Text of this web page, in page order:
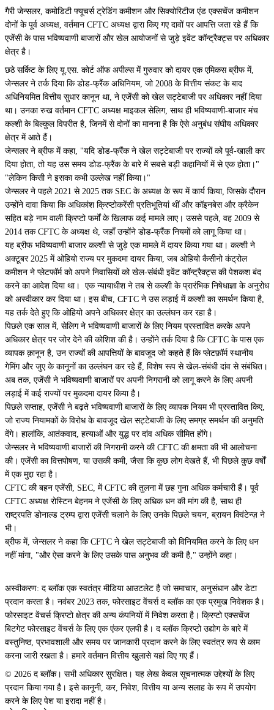
गैरी जेन्सलर, कमोडिटी फ्यूचर्स ट्रेडिंग कमीशन और सिक्योरिटीज एंड एक्सचेंज कमीशन
दोनों के पूर्व अध्यक्ष, वर्तमान CFTC अध्यक्ष द्वारा किए गए दावों पर आपत्ति जता रहे हैं कि
एजेंसी के पास भविष्यवाणी बाजारों और खेल आयोजनों से जुड़े इवेंट कॉन्ट्रैक्ट्स पर अधिकार
क्षेत्र है।
छठे सर्किट के लिए यू.एस. कोर्ट ऑफ अपील्स में गुरुवार को दायर एक एमिकस ब्रीफ में,
जेन्सलर ने तर्क दिया कि डोड-फ्रैंक अधिनियम, जो 2008 के वित्तीय संकट के बाद
अधिनियमित वित्तीय सुधार कानून था, ने एजेंसी को खेल सट्टेबाजी पर अधिकार नहीं दिया
था। उनका रुख वर्तमान CFTC अध्यक्ष माइकल सेलिग, साथ ही भविष्यवाणी-बाजार मंच
कल्शी के बिल्कुल विपरीत है, जिनमें से दोनों का मानना ​​है कि ऐसे अनुबंध संघीय अधिकार
क्षेत्र में आते हैं।
जेन्सलर ने ब्रीफ में कहा, "यदि डोड-फ्रैंक ने खेल सट्टेबाजी पर राज्यों को पूर्व-खाली कर
दिया होता, तो यह उस समय डोड-फ्रैंक के बारे में सबसे बड़ी कहानियों में से एक होता।"
"लेकिन किसी ने इसका कभी उल्लेख नहीं किया।"
जेन्सलर ने पहले 2021 से 2025 तक SEC के अध्यक्ष के रूप में कार्य किया, जिसके दौरान
उन्होंने दावा किया कि अधिकांश क्रिप्टोकरेंसी प्रतिभूतियां थीं और कॉइनबेस और क्रैकेन
सहित बड़े नाम वाली क्रिप्टो फर्मों के खिलाफ कई मामले लाए। उससे पहले, वह 2009 से
2014 तक CFTC के अध्यक्ष थे, जहाँ उन्होंने डोड-फ्रैंक नियमों को लागू किया था।
यह ब्रीफ भविष्यवाणी बाजार कल्शी से जुड़े एक मामले में दायर किया गया था। कल्शी ने
अक्टूबर 2025 में ओहियो राज्य पर मुकदमा दायर किया, जब ओहियो कैसीनो कंट्रोल
कमीशन ने प्लेटफॉर्म को अपने निवासियों को खेल-संबंधी इवेंट कॉन्ट्रैक्ट्स की पेशकश बंद
करने का आदेश दिया था। एक न्यायाधीश ने तब से कल्शी के प्रारंभिक निषेधाज्ञा के अनुरोध
को अस्वीकार कर दिया था। इस बीच, CFTC ने उस लड़ाई में कल्शी का समर्थन किया है,
यह तर्क देते हुए कि ओहियो अपने अधिकार क्षेत्र का उल्लंघन कर रहा है।
पिछले एक साल में, सेलिग ने भविष्यवाणी बाजारों के लिए नियम प्रस्तावित करके अपने
अधिकार क्षेत्र पर जोर देने की कोशिश की है। उन्होंने तर्क दिया है कि CFTC के पास एक
व्यापक क़ानून है, उन राज्यों की आपत्तियों के बावजूद जो कहते हैं कि प्लेटफ़ॉर्म स्थानीय
गेमिंग और जुए के कानूनों का उल्लंघन कर रहे हैं, विशेष रूप से खेल-संबंधी दांव से संबंधित।
अब तक, एजेंसी ने भविष्यवाणी बाजारों पर अपनी निगरानी को लागू करने के लिए अपनी
लड़ाई में कई राज्यों पर मुकदमा दायर किया है।
पिछले सप्ताह, एजेंसी ने बढ़ते भविष्यवाणी बाजारों के लिए व्यापक नियम भी प्रस्तावित किए,
जो राज्य नियामकों के विरोध के बावजूद खेल सट्टेबाजी के लिए समग्र समर्थन की अनुमति
देंगे। हालांकि, आतंकवाद, हत्याओं और युद्ध पर दांव अधिक सीमित होंगे।
जेन्सलर ने भविष्यवाणी बाजारों की निगरानी करने की CFTC की क्षमता की भी आलोचना
की। एजेंसी का वित्तपोषण, या उसकी कमी, जैसा कि कुछ लोग देखते हैं, भी पिछले कुछ वर्षों
में एक मुद्दा रहा है।
CFTC की बहन एजेंसी, SEC, में CFTC की तुलना में छह गुना अधिक कर्मचारी हैं। पूर्व
CFTC अध्यक्ष रोस्टिन बेहनम ने एजेंसी के लिए अधिक धन की मांग की है, साथ ही
राष्ट्रपति डोनाल्ड ट्रम्प द्वारा एजेंसी चलाने के लिए उनके पिछले चयन, ब्रायन क्विंटेन्ज़ ने
भी।
ब्रीफ में, जेन्सलर ने कहा कि CFTC ने खेल सट्टेबाजी को विनियमित करने के लिए धन
नहीं मांगा, "और ऐसा करने के लिए उसके पास अनुभव की कमी है," उन्होंने कहा।
अस्वीकरण: द ब्लॉक एक स्वतंत्र मीडिया आउटलेट है जो समाचार, अनुसंधान और डेटा
प्रदान करता है। नवंबर 2023 तक, फोरसाइट वेंचर्स द ब्लॉक का एक प्रमुख निवेशक है।
फोरसाइट वेंचर्स क्रिप्टो क्षेत्र की अन्य कंपनियों में निवेश करता है। क्रिप्टो एक्सचेंज
बिटगेट फोरसाइट वेंचर्स के लिए एक एंकर एलपी है। द ब्लॉक क्रिप्टो उद्योग के बारे में
वस्तुनिष्ठ, प्रभावशाली और समय पर जानकारी प्रदान करने के लिए स्वतंत्र रूप से काम
करना जारी रखता है। हमारे वर्तमान वित्तीय खुलासे यहां दिए गए हैं।
© 2026 द ब्लॉक। सभी अधिकार सुरक्षित। यह लेख केवल सूचनात्मक उद्देश्यों के लिए
प्रदान किया गया है। इसे कानूनी, कर, निवेश, वित्तीय या अन्य सलाह के रूप में उपयोग
करने के लिए पेश या इरादा नहीं है।